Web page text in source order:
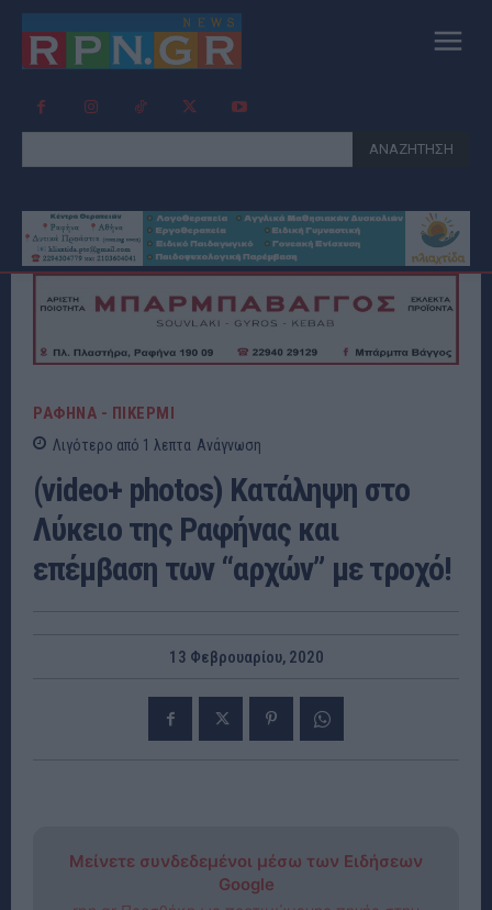
ΑΝΑΖΗΤΗΣΗ
ΡΑΦΗΝΑ - ΠΙΚΕΡΜΙ
Λιγότερο από 1 λεπτα Ανάγνωση
(video+ photos) Κατάληψη στο
Λύκειο της Ραφήνας και
επέμβαση των “αρχών” με τροχό!
13 Φεβρουαρίου, 2020
Μείνετε συνδεδεμένοι μέσω των Ειδήσεων
Google